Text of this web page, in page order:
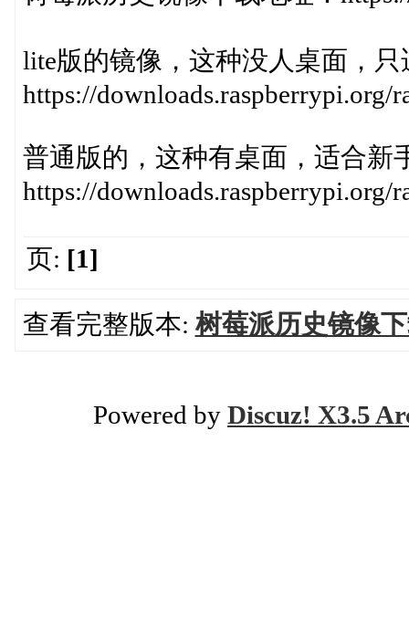
lite版的镜像，这种没人桌面，只
https://downloads.raspberrypi.org/
普通版的，这种有桌面，适合新
https://downloads.raspberrypi.org/
页: [1]
查看完整版本: 树莓派历史镜像
Powered by Discuz! X3.5